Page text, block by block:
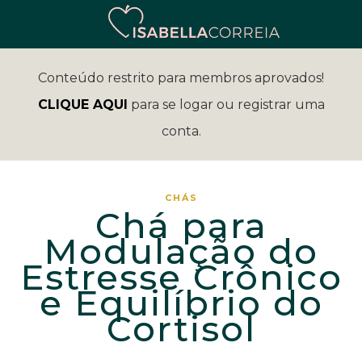
Conteúdo restrito para membros aprovados!
CLIQUE AQUI para se logar ou registrar uma
conta.
CHÁS
Chá para
Modulação do
Estresse Crônico
e Equilíbrio do
Cortisol